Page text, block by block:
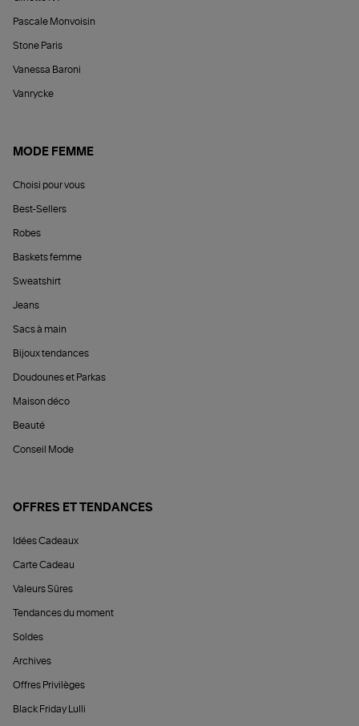
Pascale Monvoisin
Stone Paris
Vanessa Baroni
Vanrycke
MODE FEMME
Choisi pour vous
Best-Sellers
Robes
Baskets femme
Sweatshirt
Jeans
Sacs à main
Bijoux tendances
Doudounes et Parkas
Maison déco
Beauté
Conseil Mode
OFFRES ET TENDANCES
Idées Cadeaux
Carte Cadeau
Valeurs Sûres
Tendances du moment
Soldes
Archives
Offres Privilèges
Black Friday Lulli